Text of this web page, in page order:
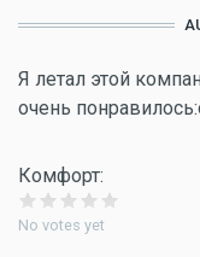
Я летал этой
очень
Комфорт:
No votes yet